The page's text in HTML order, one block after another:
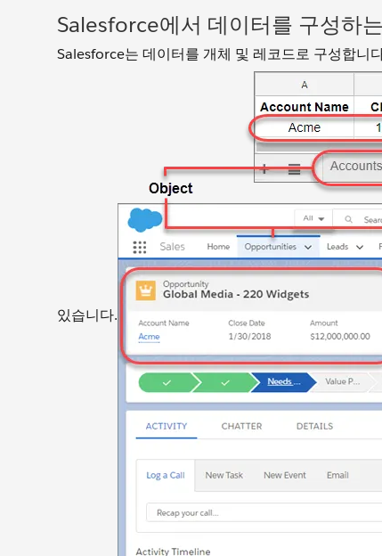
Salesforce에서 데이터를 구성하
Salesforce는 데이터를 개체 및 레코드로 구성합니
있습니다.